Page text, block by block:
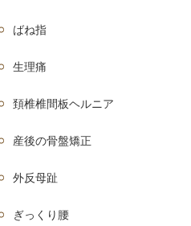
ばね指
生理痛
頚椎椎間板ヘルニア
産後の骨盤矯正
外反母趾
ぎっくり腰